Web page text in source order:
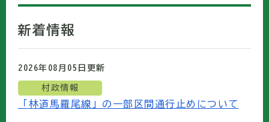
新着情報
2026年08月05日 更新
村政情報
「林道馬羅尾線」の一部区間通行止めについて